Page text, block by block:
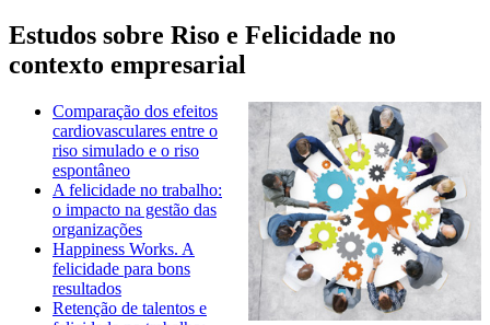
Estudos sobre Riso e Felicidade no
contexto empresarial
Comparação dos efeitos
cardiovasculares entre o
riso simulado e o riso
espontâneo
A felicidade no trabalho:
o impacto na gestão das
organizações
Happiness Works. A
felicidade para bons
resultados
Retenção de talentos e